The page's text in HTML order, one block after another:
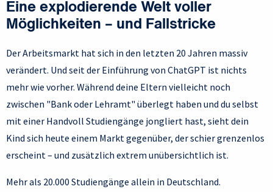
Eine explodierende Welt voller
Möglichkeiten – und Fallstricke
Der Arbeitsmarkt hat sich in den letzten 20 Jahren massiv
verändert. Und seit der Einführung von ChatGPT ist nichts
mehr wie vorher. Während deine Eltern vielleicht noch
zwischen "Bank oder Lehramt" überlegt haben und du selbst
mit einer Handvoll Studiengänge jongliert hast, sieht dein
Kind sich heute einem Markt gegenüber, der schier grenzenlos
erscheint – und zusätzlich extrem unübersichtlich ist.
Mehr als 20.000 Studiengänge allein in Deutschland.